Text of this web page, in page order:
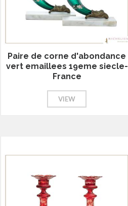
Paire de corne d'abondance
vert emaillees 19eme siecle-
France
VIEW